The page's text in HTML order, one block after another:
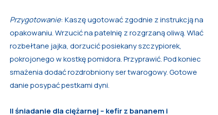
Przygotowanie: Kaszę ugotować zgodnie z instrukcją na
opakowaniu. Wrzucić na patelnię z rozgrzaną oliwą. Wlać
rozbełtane jajka, dorzucić posiekany szczypiorek,
pokrojonego w kostkę pomidora. Przyprawić. Pod koniec
smażenia dodać rozdrobniony ser twarogowy. Gotowe
danie posypać pestkami dyni.
II śniadanie dla ciężarnej – kefir z bananem i